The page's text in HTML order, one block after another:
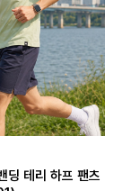
딩 테리 하프 팬츠